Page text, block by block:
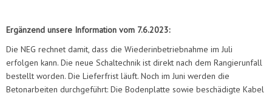
Ergänzend unsere Information vom 7.6.2023:
Die NEG rechnet damit, dass die Wiederinbetriebnahme im Juli
erfolgen kann. Die neue Schaltechnik ist direkt nach dem Rangierunfall
bestellt worden. Die Lieferfrist läuft. Noch im Juni werden die
Betonarbeiten durchgeführt: Die Bodenplatte sowie beschädigte Kabel